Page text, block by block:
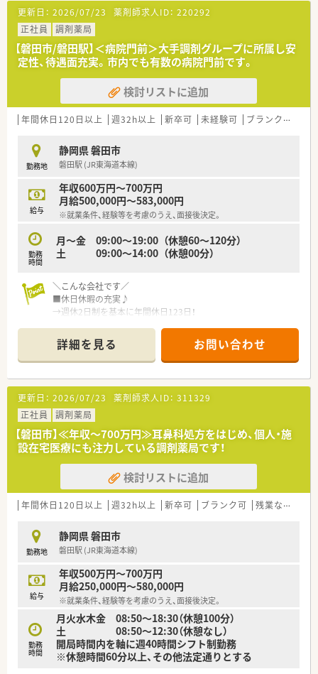
【法人特徴について】
■会社設立は1993年ですが母体は1981年から続く歴史ある法
人であり、浜松を中心に1,000年続く企業を目指して発展してい
ます。
■「緑の葉」を意味する社名の通り、店舗カラーには緑を強調し
た清潔感のある造りを採用し、地域住民に親しまれる運営を行っ
■早くから在宅業務にも注力しており、専用の在宅医療室を完備
するなど、薬剤師が専門業務に特化できる先進的な環境を整えて
【求人情報について】
■正社員の勤務薬剤師として想定年収は500万円から720万円と
幅広く、これまでの経験やスキルを正当に評価して決定いたしま
す。
■住宅補助制度として単身者限定で月額45,000円までの補助が
用意されており、遠方から転職を希望される方の新生活を支援し
■入社時期は都度相談可能となっており、現職での引き継ぎ状況
等に合わせて調整いたしますので、無理のない転職が可能です。
更新日： 2026/07/23 薬剤師求人ID： 220292
正社員
調剤薬局
【磐田市/磐田駅】＜病院門前＞大手調剤グループに所属し安
定性、待遇面充実。市内でも有数の病院門前です。
検討リストに追加
年間休日120日以上 週32h以上 新卒可 未経験可 ブランク可
勤務地
静岡県 磐田市
磐田駅 (JR東海道本線)
給与
年収600万円～700万円
月給500,000円～583,000円
※就業条件、経験等を考慮のうえ、面接後決定。
勤務
時間
月～金 09:00～19:00 （休憩60～120分）
土 09:00～14:00 （休憩00分）
＼こんな会社です／
■休日休暇の充実♪
→週休2日制を基本に年間休日123日！
■普段から明るい態度でお互いが協力し合い、わからないことが
あれば助け合いという精神でみな様働かれております！
■大手企業傘下の為、安定した企業です！
■部長などの役職者も流動的に勤務しているので、困った事があ
れば相談し易くコミュニケーションが取り易い環境です♪
■働き方次第で全科目の経験が可能なため、他社よりも成長スピ
ードが圧倒的に早くなります！
■システム面でも働き易さをサポート！
→「薬歴MEDIX（メディクス）」で薬歴入力業務をスピーディに♪
→「調剤鑑査システムBarrera（バレラ）」で安心して調剤が出来
る様に現場をサポート★
＼店舗情報／
JR磐田市駅から徒歩5分ほどの場所にございます。駅チカのため
■病院門前の店舗で処方箋は1日120枚程度応需しております。
■薬剤師は常時4名体制です。
詳細を見る お問い合わせ
更新日： 2026/07/23 薬剤師求人ID： 311329
正社員
調剤薬局
【磐田市】≪年収～700万円≫耳鼻科処方をはじめ、個人・施
設在宅医療にも注力している調剤薬局です！
検討リストに追加
年間休日120日以上 週32h以上 新卒可 ブランク可 残業なし(ほぼなし含む)
勤務地
静岡県 磐田市
磐田駅 (JR東海道本線)
給与
年収500万円～700万円
月給250,000円～580,000円
※就業条件、経験等を考慮のうえ、面接後決定。
勤務
時間
月火水木金 08:50～18:30（休憩100分）
土 08:50～12:30（休憩なし）
開局時間内を軸に週40時間シフト制勤務
※休憩時間60分以上、その他法定通りとする